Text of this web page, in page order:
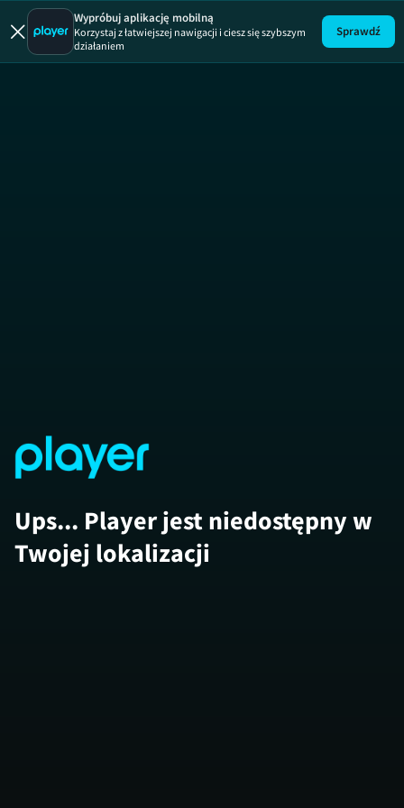
Uwaga!
Wypróbuj aplikację mobilną
Korzystaj z łatwiejszej nawigacji i ciesz się szybszym
działaniem
Sprawdź
Ups... Player jest niedostępny w
Twojej lokalizacji